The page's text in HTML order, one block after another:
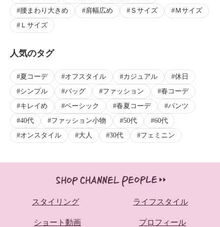
腰まわり大きめ
肩幅広め Ｓサイズ
Ｍサイズ
Ｌサイズ
人気のタグ
夏コーデ オフスタイル カジュアル
休日
シンプル
バッグ ファッション
春コーデ
キレイめ
ベーシック 春夏コーデ
パンツ
40代
ファッション小物 50代
60代
オンスタイル
大人 30代 フェミニン
スタイリング ライフスタイル
ショート動画 プロフィール